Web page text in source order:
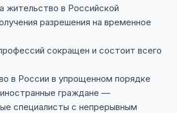
жительство в Российской
разрешения на временное
сокращен и состоит всего
в России в упрощенном порядке
граждане —
специалисты с непрерывным